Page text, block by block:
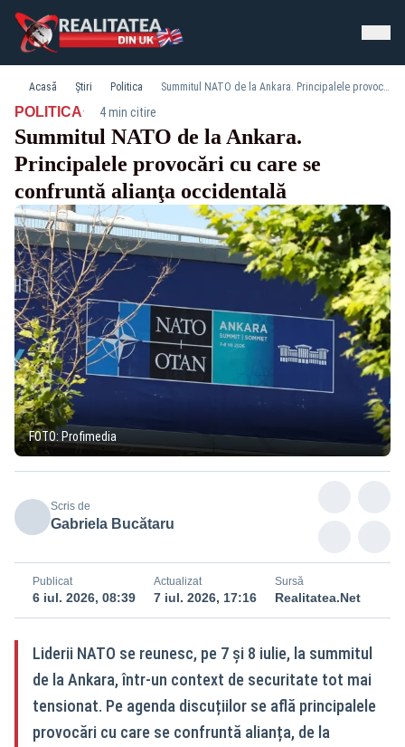
Acasă Știri Politica Summitul NATO de la Ankara. Principalele provocări cu care se confruntă alianţa occidentală
POLITICA· 4 min citire
Summitul NATO de la Ankara.
Principalele provocări cu care se
confruntă alianţa occidentală
FOTO: Profimedia
Scris de
Gabriela Bucătaru
Publicat
6 iul. 2026, 08:39
Actualizat
7 iul. 2026, 17:16
Sursă
Realitatea.Net
Liderii NATO se reunesc, pe 7 și 8 iulie, la summitul
de la Ankara, într-un context de securitate tot mai
tensionat. Pe agenda discuțiilor se află principalele
provocări cu care se confruntă alianța, de la